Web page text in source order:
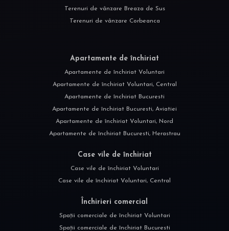
Terenuri de vânzare Breaza de Sus
Terenuri de vânzare Corbeanca
Apartamente de închiriat
Apartamente de închiriat Voluntari
Apartamente de închiriat Voluntari, Central
Apartamente de închiriat Bucuresti
Apartamente de închiriat Bucuresti, Aviatiei
Apartamente de închiriat Voluntari, Nord
Apartamente de închiriat Bucuresti, Herastrau
Case vile de închiriat
Case vile de închiriat Voluntari
Case vile de închiriat Voluntari, Central
Închirieri comercial
Spații comerciale de închiriat Voluntari
Spații comerciale de închiriat Bucuresti